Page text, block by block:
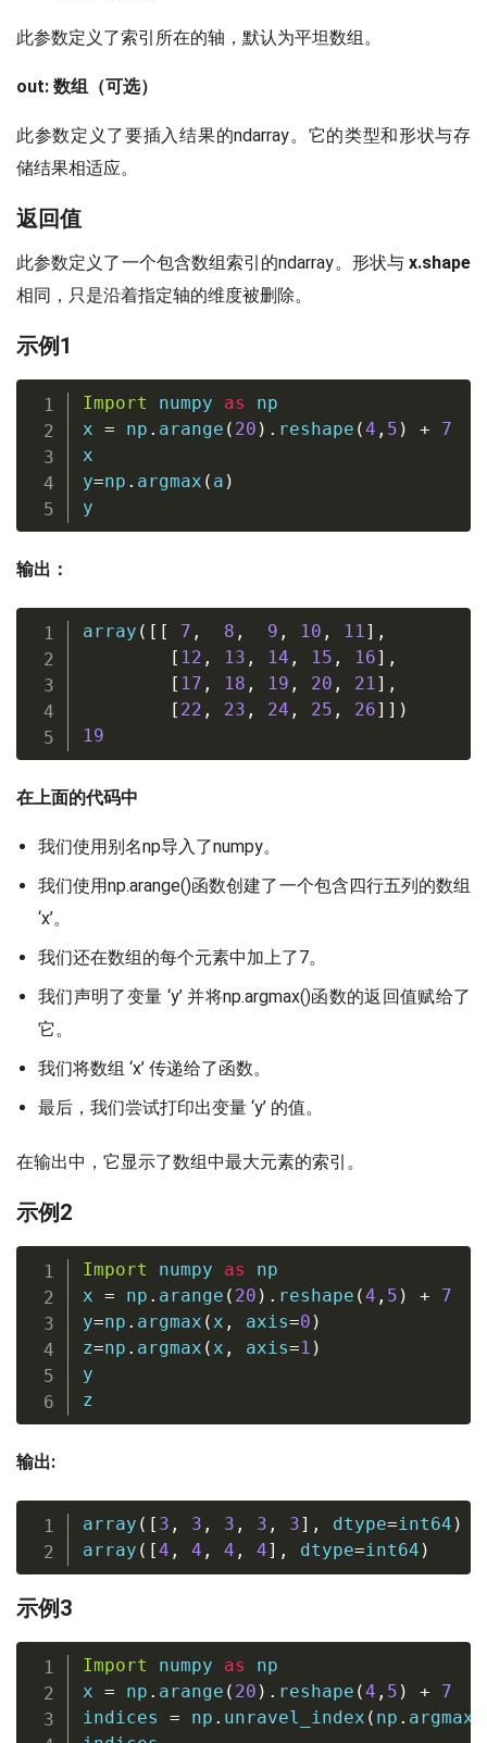
此参数定义了索引所在的轴，默认为平坦数组。
out: 数组（可选）
此参数定义了要插入结果的ndarray。它的类型和形状与存
储结果相适应。
返回值
此参数定义了一个包含数组索引的ndarray。形状与 x.shape
相同，只是沿着指定轴的维度被删除。
示例1
Import numpy as np
x = np . arange ( 20 ) . reshape (4 , 5 ) +
7
x
y=np . argmax ( a )
y
输出：
array ( [ [ 7 , 8 , 9 , 10 , 11] ,
[ 12 , 13 , 14 , 15 , 16] ,
[ 17 , 18 , 19 , 20 , 21] ,
[ 22 , 23 , 24 , 25 , 26] ] )
19
在上面的代码中
我们使用别名np导入了numpy。
我们使用np.arange()函数创建了一个包含四行五列的数组
‘x’。
我们还在数组的每个元素中加上了7。
我们声明了变量 ‘y’ 并将np.argmax()函数的返回值赋给了
它。
我们将数组 ‘x’ 传递给了函数。
最后，我们尝试打印出变量 ‘y’ 的值。
在输出中，它显示了数组中最大元素的索引。
示例2
Import numpy as np
x = np . arange ( 20 ) . reshape (4 , 5 ) +
7
y=np . argmax ( x , axis=0 )
z=np . argmax ( x , axis=1 )
y
z
输出:
array ( [ 3 , 3 , 3 , 3 , 3] , dtype=int64 )
array ( [4 , 4 , 4 , 4] , dtype=int64 )
示例3
Import numpy as np
x = np . arange ( 20 ) . reshape (4 , 5 ) +
7
indices = np . unravel_index ( np . argmax